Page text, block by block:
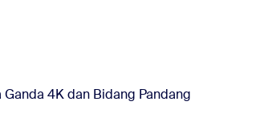
4K dan Bidang Pandang